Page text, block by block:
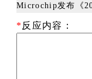
Microchip发布《
* 反应内容：